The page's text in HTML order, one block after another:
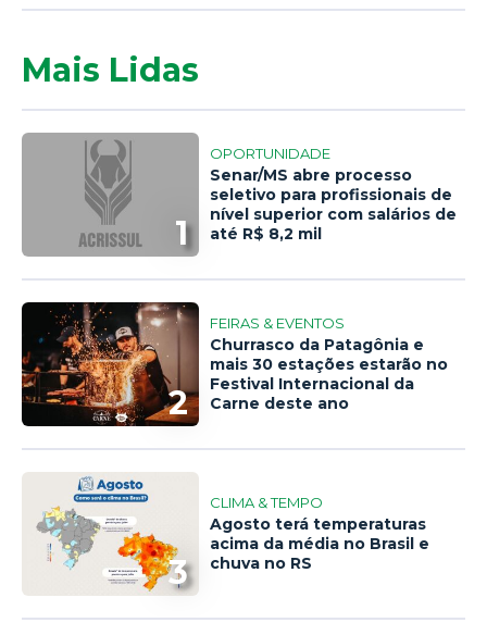
Mais Lidas
1
OPORTUNIDADE
Senar/MS abre processo
seletivo para profissionais de
nível superior com salários de
até R$ 8,2 mil
2
FEIRAS & EVENTOS
Churrasco da Patagônia e
mais 30 estações estarão no
Festival Internacional da
Carne deste ano
3
CLIMA & TEMPO
Agosto terá temperaturas
acima da média no Brasil e
chuva no RS